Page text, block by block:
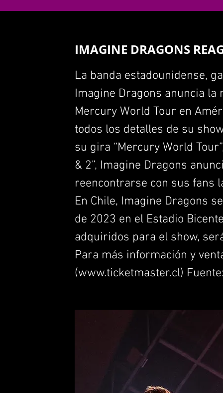
IMAGINE DRAGONS
La banda estadounidense,
Imagine Dragons anuncia
Mercury World Tour en
todos los detalles de su
su gira “Mercury World
& 2”, Imagine Dragons
reencontrarse con sus fans
En Chile, Imagine Dragons
de 2023 en el Estadio
adquiridos para el show,
Para más información y
(www.ticketmaster.cl)